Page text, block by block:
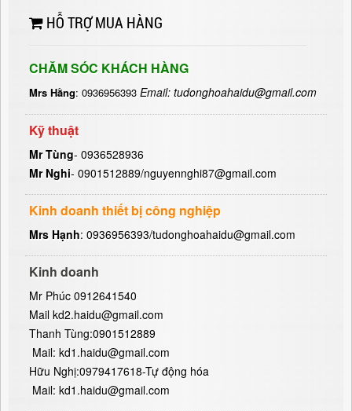
HỖ TRỢ MUA HÀNG
CHĂM SÓC KHÁCH HÀNG
Mrs Hằng: 0936956393 Email: tudonghoahaidu@gmail.com
Kỹ thuật
Mr Tùng- 0936528936
Mr Nghi- 0901512889/nguyennghi87@gmail.com
Kinh doanh thiết bị công nghiệp
Mrs Hạnh: 0936956393/tudonghoahaidu@gmail.com
Kinh doanh
Mr Phúc 0912641540
Mail kd2.haidu@gmail.com
Thanh Tùng:0901512889
Mail: kd1.haidu@gmail.com
Hữu Nghị:0979417618-Tự động hóa
Mail: kd1.haidu@gmail.com